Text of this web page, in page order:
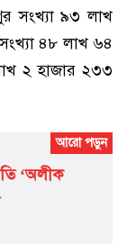
সংখ্যা ৯৩ লাখ
৪৮ লাখ ৬৪
২ হাজার ২৩৩
‘অলীক